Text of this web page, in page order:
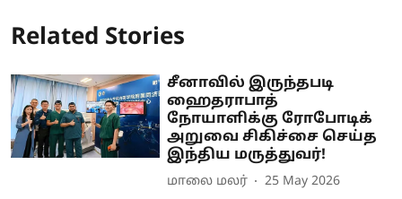
Related Stories
சீனாவில் இருந்தபடி
ஹைதராபாத்
நோயாளிக்கு ரோபோடிக்
அறுவை சிகிச்சை செய்த
இந்திய மருத்துவர்!
மாலை மலர் 25 May 2026